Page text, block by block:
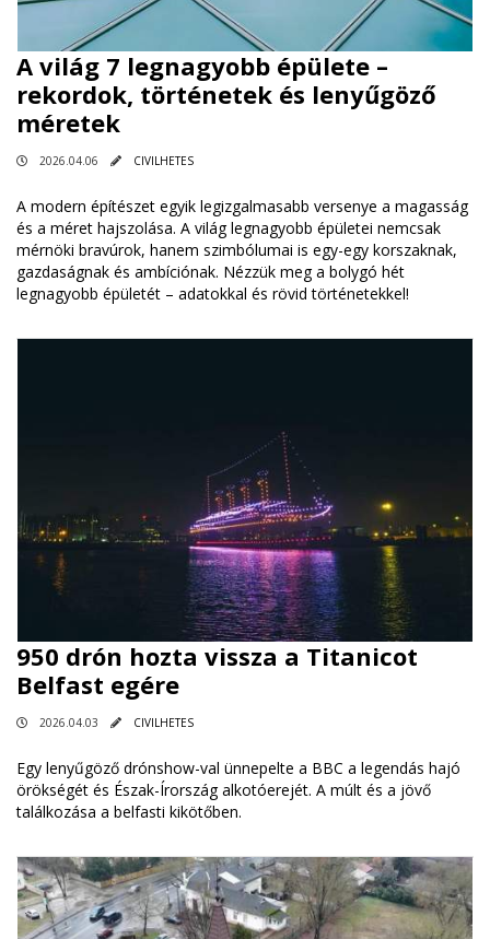
A világ 7 legnagyobb épülete –
rekordok, történetek és lenyűgöző
méretek
2026.04.06 CIVILHETES
A modern építészet egyik legizgalmasabb versenye a magasság
és a méret hajszolása. A világ legnagyobb épületei nemcsak
mérnöki bravúrok, hanem szimbólumai is egy-egy korszaknak,
gazdaságnak és ambíciónak. Nézzük meg a bolygó hét
legnagyobb épületét – adatokkal és rövid történetekkel!
950 drón hozta vissza a Titanicot
Belfast egére
2026.04.03 CIVILHETES
Egy lenyűgöző drónshow-val ünnepelte a BBC a legendás hajó
örökségét és Észak-Írország alkotóerejét. A múlt és a jövő
találkozása a belfasti kikötőben.